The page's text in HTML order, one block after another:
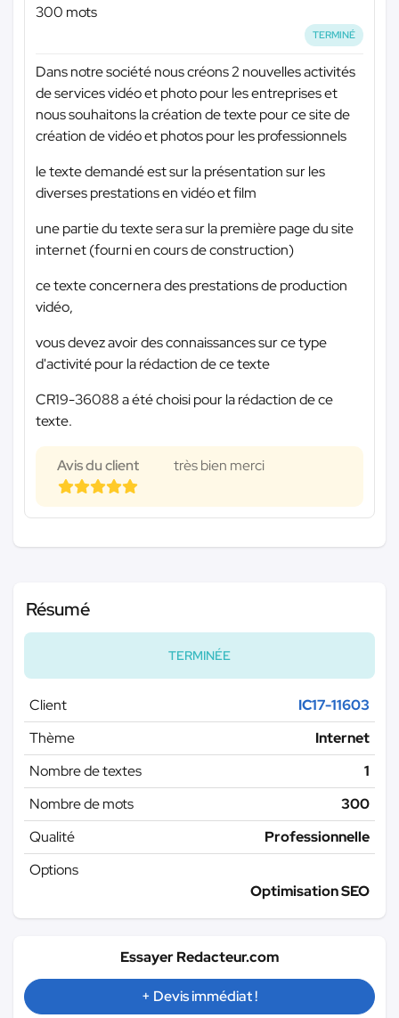
300 mots
TERMINÉ
Dans notre société nous créons 2 nouvelles activités
de services vidéo et photo pour les entreprises et
nous souhaitons la création de texte pour ce site de
création de vidéo et photos pour les professionnels
le texte demandé est sur la présentation sur les
diverses prestations en vidéo et film
une partie du texte sera sur la première page du site
internet (fourni en cours de construction)
ce texte concernera des prestations de production
vidéo,
vous devez avoir des connaissances sur ce type
d'activité pour la rédaction de ce texte
CR19-36088 a été choisi pour la rédaction de ce
texte.
Avis du client très bien merci
Résumé
TERMINÉE
Client
IC17-11603
Thème
Internet
Nombre de textes
1
Nombre de mots
300
Qualité
Professionnelle
Options
Optimisation SEO
Essayer Redacteur.com
+ Devis immédiat !